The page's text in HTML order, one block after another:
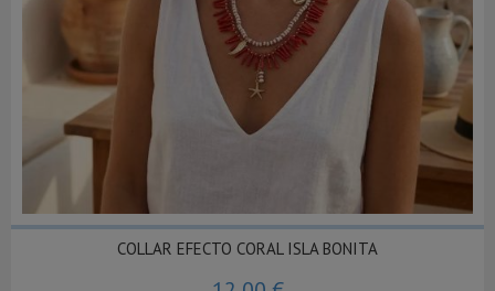
COLLAR EFECTO CORAL ISLA BONITA